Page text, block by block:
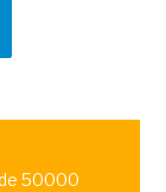
50000